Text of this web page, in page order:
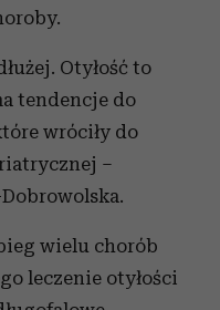
Otyłość to
tendencje do
wróciły do
–
wielu chorób
leczenie otyłości